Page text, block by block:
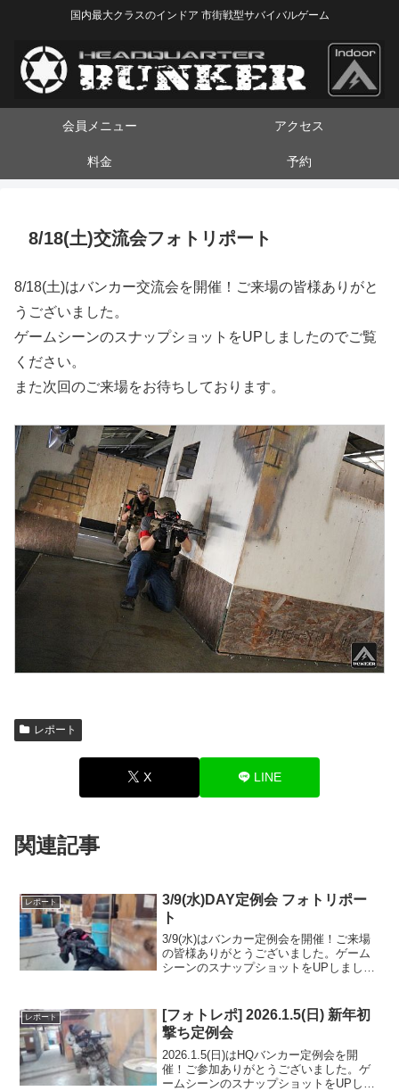
国内最大クラスのインドア 市街戦型サバイバルゲーム
会員メニュー アクセス
料金 予約
8/18(土)交流会フォトリポート
8/18(土)はバンカー交流会を開催！ご来場の皆様ありがと
うございました。
ゲームシーンのスナップショットをUPしましたのでご覧
ください。
また次回のご来場をお待ちしております。
レポート
X LINE
関連記事
レポート
3/9(水)DAY定例会 フォトリポー
ト
3/9(水)はバンカー定例会を開催！ご来場
の皆様ありがとうございました。ゲーム
シーンのスナップショットをUPしました
バムをみる
レポート
[フォトレポ] 2026.1.5(日) 新年初
撃ち定例会
2026.1.5(日)はHQバンカー定例会を開
催！ご参加ありがとうございました。ゲ
ームシーンのスナップショットをUPしま